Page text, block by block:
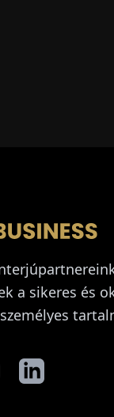
a sikeres és